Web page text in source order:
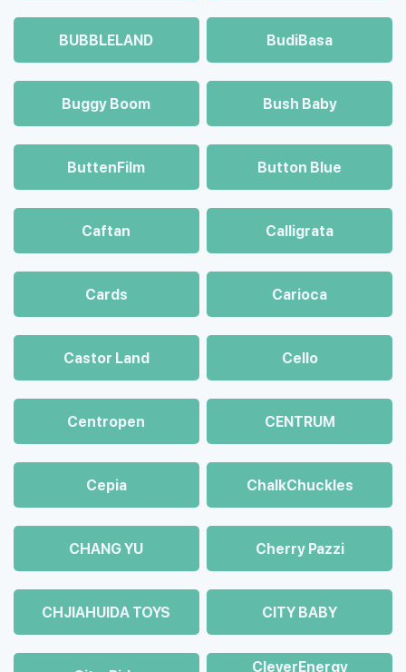
BUBBLELAND BudiBasa
Buggy Boom Bush Baby
ButtenFilm Button Blue
Caftan Calligrata
Cards Carioca
Castor Land Cello
Centropen CENTRUM
Cepia ChalkСhuckles
CHANG YU Cherry Pazzi
CHJIAHUIDA TOYS CITY BABY
CleverEnergy